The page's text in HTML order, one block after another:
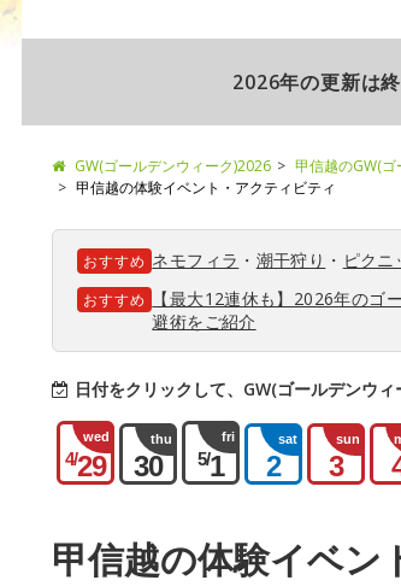
2026年の更新は
GW(ゴールデンウィーク)2026 甲信越のGW(
甲信越の体験イベント・アクティビティ
おすすめ ネモフィラ ・ 潮干狩り ・ ピクニ
おすすめ
【最大12連休も】2026年のゴ
避術をご紹介
日付をクリックして、GW(ゴールデンウ
wed
4/29
thu
30
fri
5/1
sat
2
sun
3
甲信越の体験イベン